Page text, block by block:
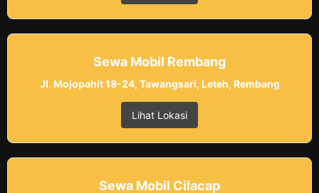
Sewa Mobil Rembang
Jl. Mojopahit 18-24, Tawangsari, Leteh, Rembang
Lihat Lokasi
Sewa Mobil Cilacap